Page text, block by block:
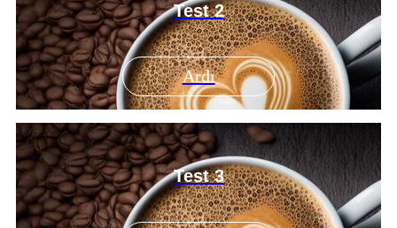
Test 2
Ardı
Test 3